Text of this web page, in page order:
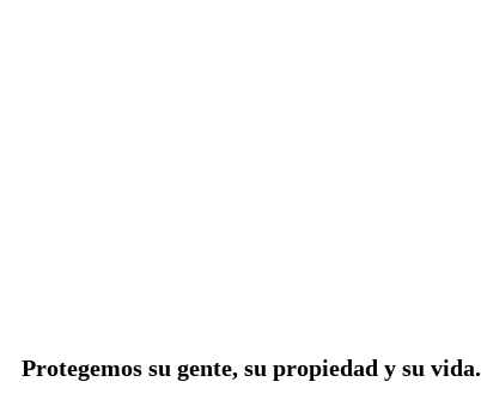
Protegemos su gente, su propiedad y su vida.